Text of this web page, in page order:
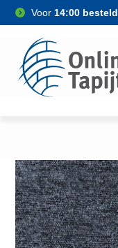
Voor 14:00 besteld